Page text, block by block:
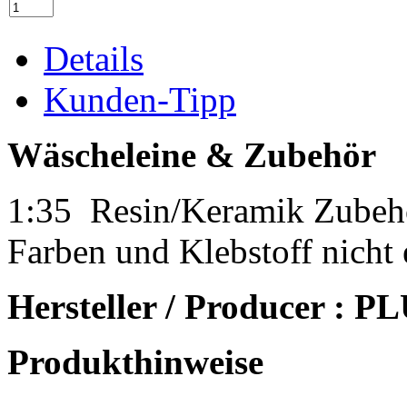
Details
Kunden-Tipp
Wäscheleine & Zubehör
1:35 Resin/Keramik
Farben und Klebstoff nicht
Hersteller / Producer :
Produkthinweise